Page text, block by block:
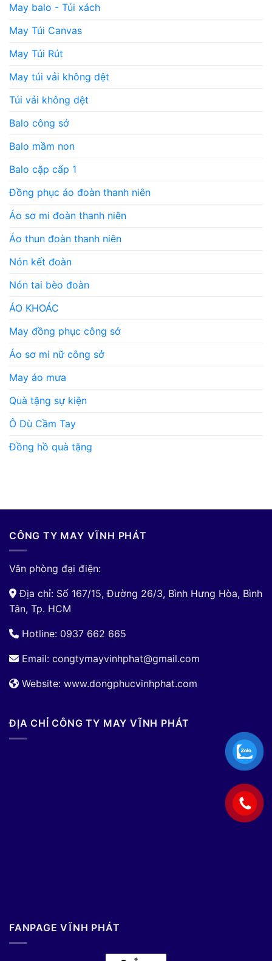
May balo - Túi xách
May Túi Canvas
May Túi Rút
May túi vải không dệt
Túi vải không dệt
Balo công sở
Balo mầm non
Balo cặp cấp 1
Đồng phục áo đoàn thanh niên
Áo sơ mi đoàn thanh niên
Áo thun đoàn thanh niên
Nón kết đoàn
Nón tai bèo đoàn
ÁO KHOÁC
May đồng phục công sở
Áo sơ mi nữ công sở
May áo mưa
Quà tặng sự kiện
Ô Dù Cầm Tay
Đồng hồ quà tặng
CÔNG TY MAY VĨNH PHÁT
Văn phòng đại điện:
Địa chỉ: Số 167/15, Đường 26/3, Bình Hưng Hòa, Bình
Tân, Tp. HCM
Hotline: 0937 662 665
Email: congtymayvinhphat@gmail.com
Website: www.dongphucvinhphat.com
ĐỊA CHỈ CÔNG TY MAY VĨNH PHÁT
FANPAGE VĨNH PHÁT